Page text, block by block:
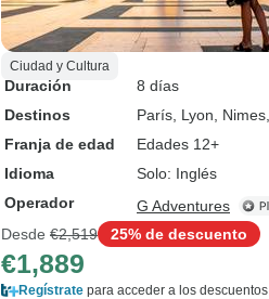
Ciudad y Cultura
Duración
8 días
Destinos
París , Lyon , Nimes
Franja de edad
Edades 12+
Idioma
Solo: Inglés
Operador
G Adventures
Desde €2,519 25% de descuento
€1,889
Regístrate para acceder a los descuentos